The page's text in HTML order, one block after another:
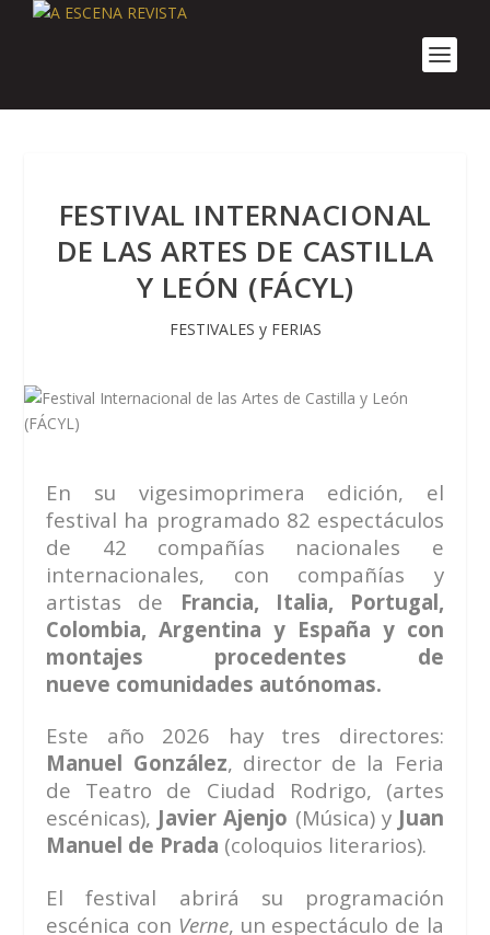
FESTIVAL INTERNACIONAL
DE LAS ARTES DE CASTILLA
Y LEÓN (FÁCYL)
FESTIVALES y FERIAS
En su vigesimoprimera edición, el
festival ha programado 82 espectáculos
de 42 compañías nacionales e
internacionales, con compañías y
artistas de Francia, Italia, Portugal,
Colombia, Argentina y España y con
montajes procedentes de
nueve comunidades autónomas.
Este año 2026 hay tres directores:
Manuel González, director de la Feria
de Teatro de Ciudad Rodrigo, (artes
escénicas), Javier Ajenjo (Música) y Juan
Manuel de Prada (coloquios literarios).
El festival abrirá su programación
escénica con Verne, un espectáculo de la